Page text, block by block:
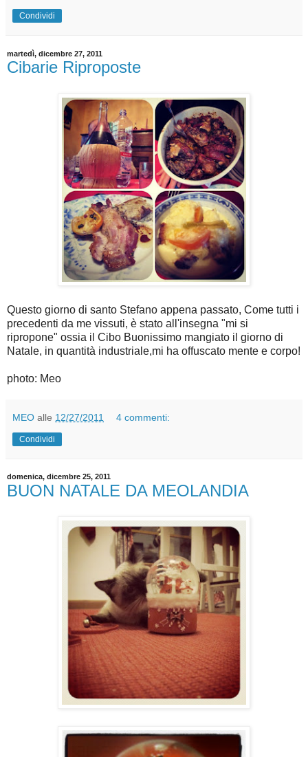
Condividi
martedì, dicembre 27, 2011
Cibarie Riproposte
Questo giorno di santo Stefano appena passato, Come tutti i
precedenti da me vissuti, è stato all'insegna "mi si
ripropone" ossia il Cibo Buonissimo mangiato il giorno di
Natale, in quantità industriale,mi ha offuscato mente e corpo!
photo: Meo
MEO alle 12/27/2011 4 commenti:
Condividi
domenica, dicembre 25, 2011
BUON NATALE DA MEOLANDIA